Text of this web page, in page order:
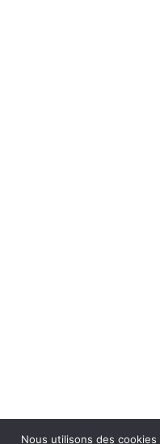
Nous utilisons des